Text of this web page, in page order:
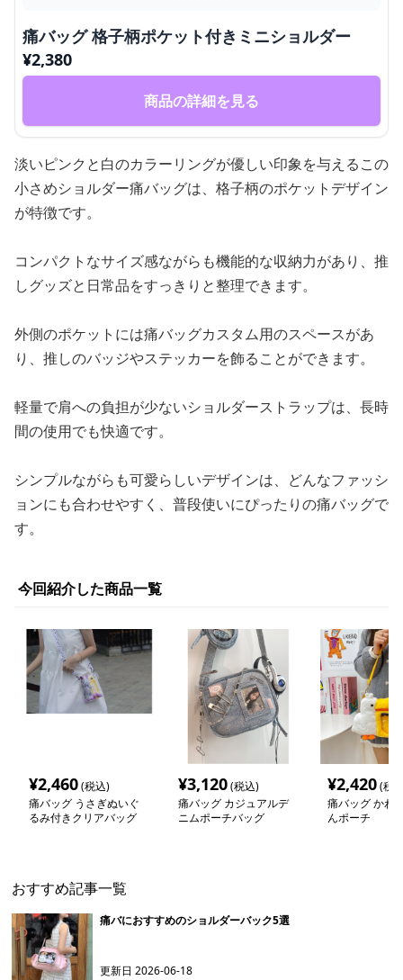
痛バッグ 格子柄ポケット付きミニショルダー
¥2,380
商品の詳細を見る
淡いピンクと白のカラーリングが優しい印象を与えるこの
小さめショルダー痛バッグは、格子柄のポケットデザイン
が特徴です。
コンパクトなサイズ感ながらも機能的な収納力があり、推
しグッズと日常品をすっきりと整理できます。
外側のポケットには痛バッグカスタム用のスペースがあ
り、推しのバッジやステッカーを飾ることができます。
軽量で肩への負担が少ないショルダーストラップは、長時
間の使用でも快適です。
シンプルながらも可愛らしいデザインは、どんなファッシ
ョンにも合わせやすく、普段使いにぴったりの痛バッグで
す。
今回紹介した商品一覧
¥2,460(税込)
痛バッグ うさぎぬいぐ
るみ付きクリアバッグ
¥3,120(税込)
痛バッグ カジュアルデ
ニムポーチバッグ
¥2,420(税
痛バッグ かわ
んポーチ
おすすめ記事一覧
痛バにおすすめのショルダーバック5選
更新日2026-06-18